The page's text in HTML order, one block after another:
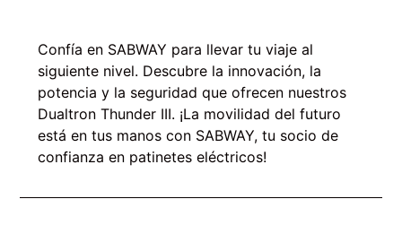
Confía en SABWAY para llevar tu viaje al
siguiente nivel. Descubre la innovación, la
potencia y la seguridad que ofrecen nuestros
Dualtron Thunder III. ¡La movilidad del futuro
está en tus manos con SABWAY, tu socio de
confianza en patinetes eléctricos!